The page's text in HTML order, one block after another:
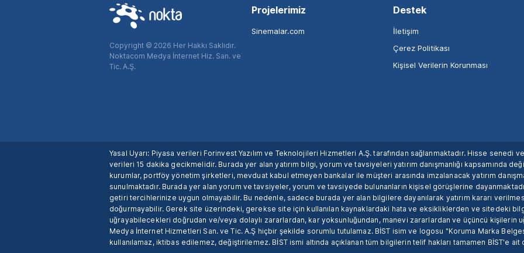
Copyright © 2026 Her Hakkı Saklıdır.
Noktacom Medya İnternet Hiz. San. ve
Tic. A.Ş.
Projelerimiz
Sinemalar.com
Destek
İletişim
Çerez Politikası
Kişisel Verilerin Korunması
Yasal Uyarı: Piyasa verileri Forinvest Yazılım ve Teknolojileri Hizmetleri A.Ş. tarafından sağlanmaktadır. Hisse senedi
verileri 15 dakika gecikmelidir. Burada yer alan yatırım bilgi, yorum ve tavsiyeleri yatırım danışmanlığı kapsamında
kurumlar, portföy yönetim şirketleri, mevduat kabul etmeyen bankalar ile müşteri arasında imzalanacak yatırım
sunulmaktadır. Burada yer alan yorum ve tavsiyeler, yorum ve tavsiyede bulunanların kişisel görüşlerine
getiri tercihlerinize uygun olmayabilir. Bu nedenle, sadece burada yer alan bilgilere dayanılarak yatırım kararı
doğurmayabilir. Gerek site üzerindeki, gerekse site için kullanılan kaynaklardaki hata ve eksikliklerden ve sitedeki
uğrayabilecekleri doğrudan ve/veya dolaylı zararlardan, kar yoksunluğundan, manevi zararlardan ve üçüncü kişilerin
Medya İnternet Hizmetleri San. ve Tic. A.Ş hiçbir şekilde sorumlu tutulamaz. BİST isim ve logosu "Koruma Marka
kullanılamaz, iktibas edilemez, değiştirilemez. BİST ismi altında açıklanan tüm bilgilerin telif hakları tamamen BİST'e ait